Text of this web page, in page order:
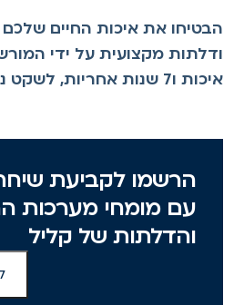
את איכות החיים שלכם
מקצועית על ידי
ו7 שנות אחריות, לשקט נפשי לשנים.
הרשמו לקביעת שיחת
עם מומחי מערכות
והדלתות של קליל